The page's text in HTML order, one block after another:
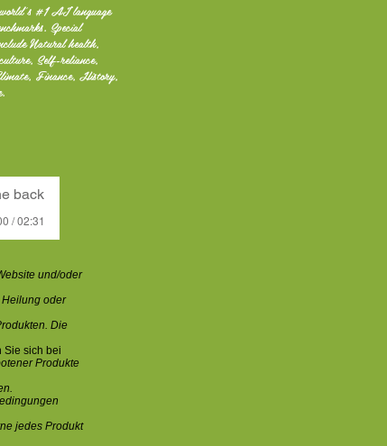
#1 AI language
Special
Natural health,
Self-reliance,
Finance, History,
back
/ 02:31
und/oder
oder
Die
Sie sich bei
Produkte
jedes Produkt